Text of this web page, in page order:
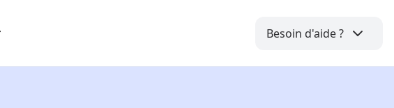
Besoin d'aide ?